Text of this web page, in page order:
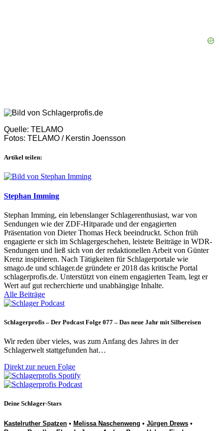
Quelle: TELAMO
Fotos: TELAMO / Kerstin Joensson
Artikel teilen:
Stephan Imming
Stephan Imming, ein lebenslanger Schlagerenthusiast, war von
Sendungen wie der ZDF-Hitparade und der engagierten
Präsentation von Dieter Thomas Heck beeindruckt. Schon früh
engagierte er sich im Schlagergeschehen, leistete Beiträge in WDR-
Sendungen und ließ sich von der redaktionellen Arbeit von Günter
Krenz inspirieren. Nach Tätigkeiten für Schlagerportale wie
smago.de und schlager.de gründete er 2018 das kritische Portal
schlagerprofis.de. Unterstützt von einem engagierten Team, legt er
Wert auf gut recherchierte und unabhängige Inhalte.
Alle Beiträge
Schlagerprofis – Der Podcast Folge 077 – Das neue Jahr mit Silbereisen
Wir reden über vieles, was zum Anfang des Jahres in der
Schlagerwelt stattgefunden hat…
Direkt zur neuen Folge
Deine Schlager-Stars
Kastelruther Spatzen • Melissa Naschenweng • Jürgen Drews •